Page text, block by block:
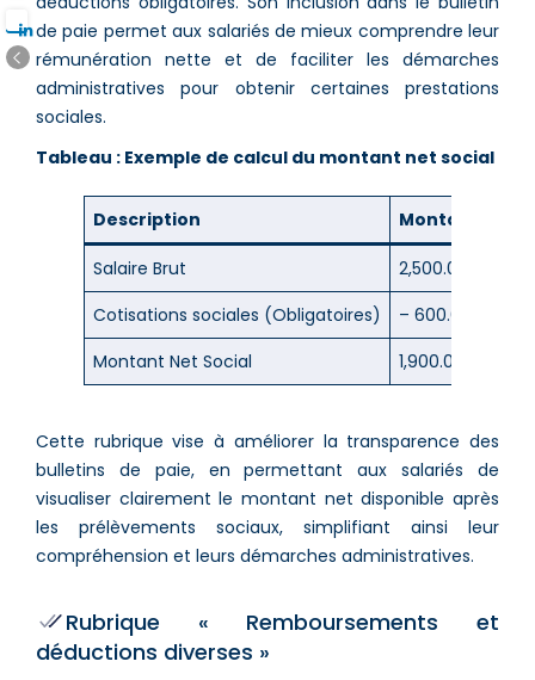
de paie permet aux salariés de mieux comprendre leur
rémunération nette et de faciliter les démarches
administratives pour obtenir certaines prestations
sociales.
Tableau : Exemple de calcul du montant net social
Description Montant (€)
Salaire Brut
2,500.00
Cotisations sociales (Obligatoires)
– 600.00
Montant Net Social
1,900.00
Cette rubrique vise à améliorer la transparence des
bulletins de paie, en permettant aux salariés de
visualiser clairement le montant net disponible après
les prélèvements sociaux, simplifiant ainsi leur
compréhension et leurs démarches administratives​.
Rubrique « Remboursements et
déductions diverses »